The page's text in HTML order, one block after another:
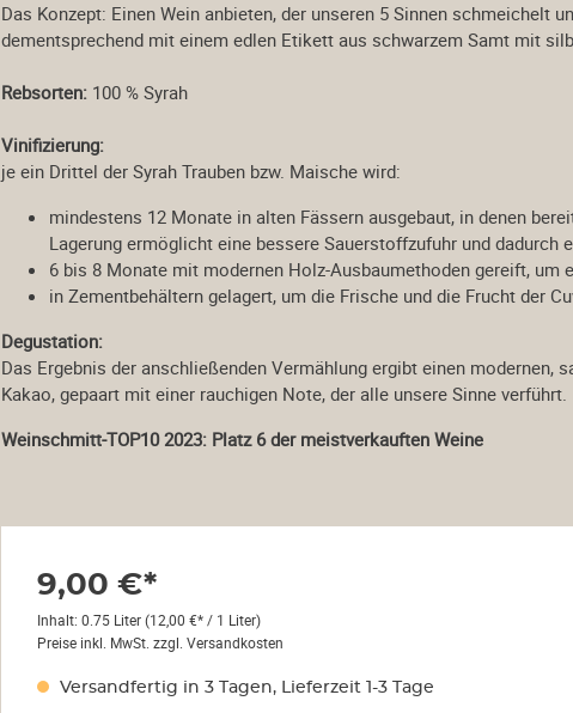
Château Lagrange á
Pomerol
Château Léoville
Croix
Châteaux
Christophe
Clos Manou
Clos Marsalette
Domaine des
Domaine Fichet
Maison André Goichot
Champagne
Henri Goutorbe
Das Konzept: Einen Wein anbieten, der unseren 5 Sinnen schmeichelt
dementsprechend mit einem edlen Etikett aus schwarzem Samt mit
Rebsorten: 100 % Syrah
Vinifizierung:
je ein Drittel der Syrah Trauben bzw. Maische wird:
mindestens 12 Monate in alten Fässern ausgebaut, in denen
Lagerung ermöglicht eine bessere Sauerstoffzufuhr und dadurch
6 bis 8 Monate mit modernen Holz-Ausbaumethoden gereift, um
in Zementbehältern gelagert, um die Frische und die Frucht der
Degustation:
Das Ergebnis der anschließenden Vermählung ergibt einen modernen,
Kakao, gepaart mit einer rauchigen Note, der alle unsere Sinne verführt.
Weinschmitt-TOP10 2023: Platz 6 der meistverkauften Weine
9,00 €*
Inhalt: 0.75 Liter(12,00 €* / 1 Liter)
Preise inkl. MwSt. zzgl. Versandkosten
Versandfertig in 3 Tagen, Lieferzeit 1-3 Tage